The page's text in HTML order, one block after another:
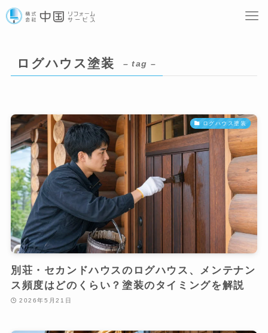
ログハウス塗装 – tag –
ログハウス塗装
別荘・セカンドハウスのログハウス、メンテナン
ス頻度はどのくらい？塗装のタイミングを解説
2026年5月21日